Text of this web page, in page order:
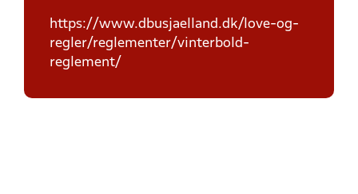
https://www.dbusjaelland.dk/love-og-
regler/reglementer/vinterbold-
reglement/